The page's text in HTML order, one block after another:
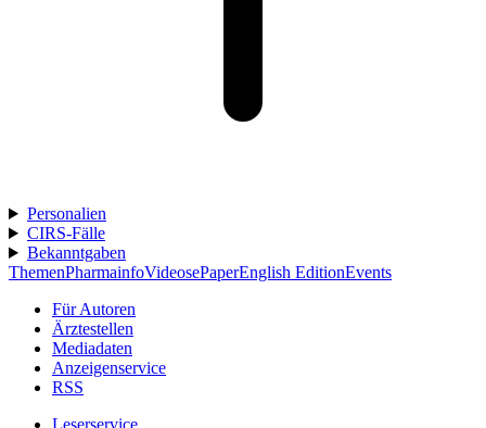
Personalien
CIRS-Fälle
Bekanntgaben
ThemenPharmainfoVideosePaperEnglish EditionEvents
Für Autoren
Ärztestellen
Mediadaten
Anzeigenservice
RSS
Leserservice